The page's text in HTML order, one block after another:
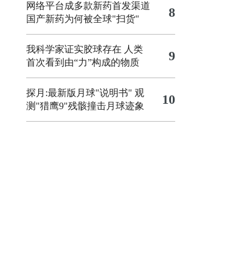
网络平台成多款新药首发渠道
国产新药为何被全球"扫货"
8
我科学家证实胶球存在 人类
首次看到由“力”构成的物质
9
探月:最新版月球"说明书" 观
测"猎鹰9"残骸撞击月球迹象
10